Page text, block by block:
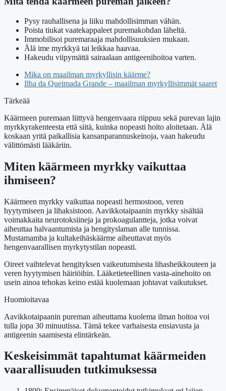
Pysy rauhallisena ja liiku mahdollisimman vähän.
Poista tiukat vaatekappaleet puremakohdan läheltä.
Immobilisoi puremaraaja mahdollisuuksien mukaan.
Älä ime myrkkyä tai leikkaa haavaa.
Hakeudu viipymättä sairaalaan antigeenihoitoa varten.
Mika on maailman myrkyllisin käärme?
Ilha da Queimada Grande – maailman myrkyllisimmät saaret
Tärkeää
Käärmeen puremaan liittyvä hengenvaara riippuu sekä purevan lajin
myrkkyrakenteesta että siitä, kuinka nopeasti hoito aloitetaan. Älä
koskaan yritä paikallisia kansanparannuskeinoja, vaan hakeudu
välittömästi lääkäriin.
Miten käärmeen myrkky vaikuttaa
ihmiseen?
Käärmeen myrkky vaikuttaa nopeasti hermostoon, veren
hyytymiseen ja lihaksistoon. Aavikkotaipaanin myrkky sisältää
voimakkaita neurotoksiineja ja prokoagulantteja, jotka voivat
aiheuttaa halvaantumista ja hengityslaman alle tunnissa.
Mustamamba ja kultakeihäskäärme aiheuttavat myös
hengenvaarallisen myrkytystilan nopeasti.
Oireet vaihtelevat hengityksen vaikeutumisesta lihasheikkouteen ja
veren hyytymisen häiriöihin. Lääketieteellinen vasta-ainehoito on
usein ainoa tehokas keino estää kuolemaan johtavat vaikutukset.
Huomioitavaa
Aavikkotaipaanin pureman aiheuttama kuolema ilman hoitoa voi
tulla jopa 30 minuutissa. Tämä tekee varhaisesta ensiavusta ja
antigeenin saamisesta elintärkeän.
Keskeisimmät tapahtumat käärmeiden
vaarallisuuden tutkimuksessa